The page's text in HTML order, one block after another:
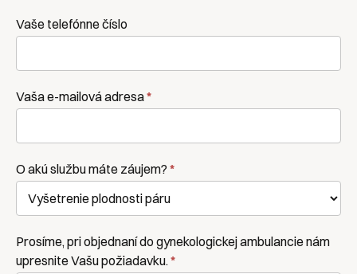
Vaše telefónne číslo
Vaša e-mailová adresa*
O akú službu máte záujem? *
Prosíme, pri objednaní do gynekologickej ambulancie nám
upresnite Vašu požiadavku.*